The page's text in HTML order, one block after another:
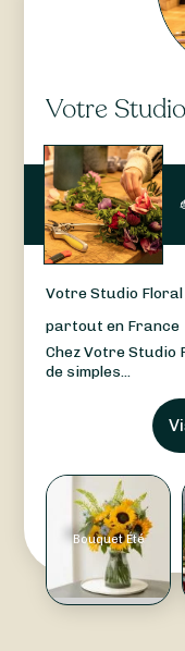
Votre
Votre Studio
partout en France
Chez Votre Studio
de simples...
Bouquet Été